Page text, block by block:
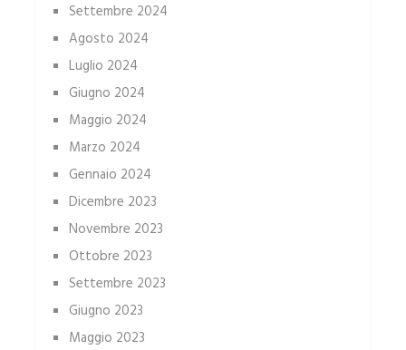
Settembre 2024
Agosto 2024
Luglio 2024
Giugno 2024
Maggio 2024
Marzo 2024
Gennaio 2024
Dicembre 2023
Novembre 2023
Ottobre 2023
Settembre 2023
Giugno 2023
Maggio 2023